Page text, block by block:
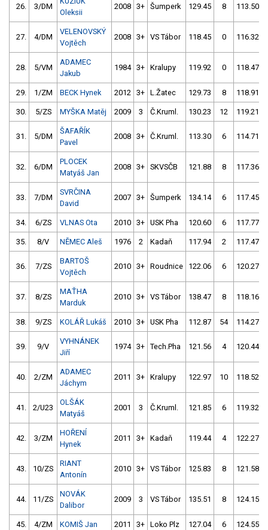
26. 3/DM
Oleksii
2008 3+ Šumperk 129.45 8 113.50
27. 4/DM
VELENOVSKÝ
Vojtěch
2008 3+ VS Tábor 118.45 0 116.32
28. 5/VM
ADAMEC
Jakub
1984 3+ Kralupy 119.92 0 118.47
29. 1/ZM BECK Hynek 2012 3+ L.Žatec 129.73 8 118.91
30. 5/ZS MYŠKA Matěj 2009 3 Č.Kruml. 130.23 12 119.21
31. 5/DM
ŠAFAŘÍK
Pavel
2008 3+ Č.Kruml. 113.30 6 114.71
32. 6/DM
PLOCEK
Matyáš Jan
2008 3+ SKVSČB 121.88 8 117.36
33. 7/DM
SVRČINA
David
2007 3+ Šumperk 134.14 6 117.45
34. 6/ZS VLNAS Ota 2010 3+ USK Pha 120.60 6 117.77
35. 8/V NĚMEC Aleš 1976 2 Kadaň 117.94 2 117.47
36. 7/ZS
BARTOŠ
Vojtěch
2010 3+ Roudnice 122.06 6 120.27
37. 8/ZS
MAŤHA
Marduk
2010 3+ VS Tábor 138.47 8 118.16
38. 9/ZS KOLÁŘ Lukáš 2010 3+ USK Pha 112.87 54 114.27
39. 9/V
VYHNÁNEK
Jiří
1974 3+ Tech.Pha 121.56 4 120.44
40. 2/ZM
ADAMEC
Jáchym
2011 3+ Kralupy 122.97 10 118.52
41. 2/U23
OLŠÁK
Matyáš
2001 3 Č.Kruml. 121.85 6 119.32
42. 3/ZM
HOŘENÍ
Hynek
2011 3+ Kadaň 119.44 4 122.27
43. 10/ZS
RIANT
Antonín
2010 3+ VS Tábor 125.83 8 121.58
44. 11/ZS
NOVÁK
Dalibor
2009 3 VS Tábor 135.51 8 124.15
45. 4/ZM KOMIŠ Jan 2011 3+ Loko Plz 127.04 6 124.55